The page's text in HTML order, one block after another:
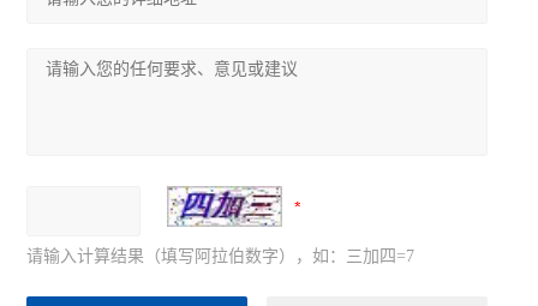
奥林巴斯BX43生物显微镜
奥林巴斯CKX53倒置显微镜
请输入计算结果（填写阿拉伯数字），如：三加四=7